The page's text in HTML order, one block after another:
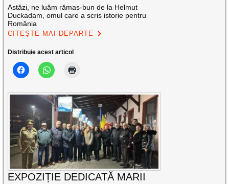
Astăzi, ne luăm rămas-bun de la Helmut
Duckadam, omul care a scris istorie pentru
România
CITEȘTE MAI DEPARTE
Distribuie acest articol
EXPOZIȚIE DEDICATĂ MARII